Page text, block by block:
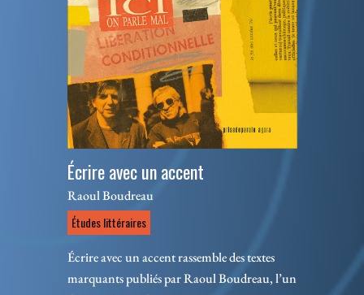
Écrire avec un accent
Raoul Boudreau
Études littéraires
Écrire avec un accent rassemble des textes
marquants publiés par Raoul Boudreau, l’un